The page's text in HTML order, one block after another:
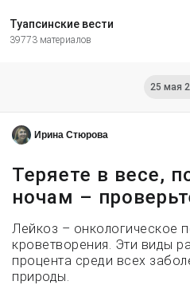
Туапсинские вести
39773 материалов
25 мая
Ирина Стюрова
Теряете в весе,
ночам –
Лейкоз – онкологическое
кроветворения. Эти виды
процента среди всех
природы.